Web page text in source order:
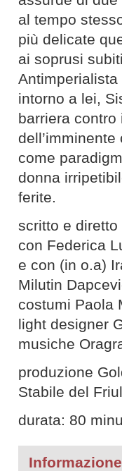
al tempo
più delicate
ai soprusi
intorno a lei,
barriera
come
donna
ferite.
scritto e
con Federica
e con (in o.a)
Milutin
costumi Paola
light designer
musiche
produzione
Stabile del
durata: 80